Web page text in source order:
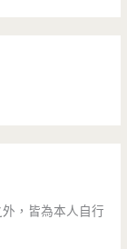
，皆為本人自行